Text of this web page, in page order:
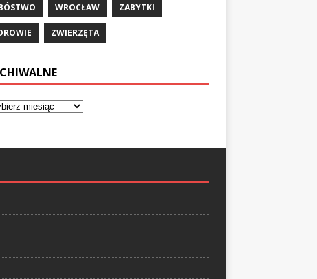
WROCŁAW ZABYTKI
ZWIERZĘTA